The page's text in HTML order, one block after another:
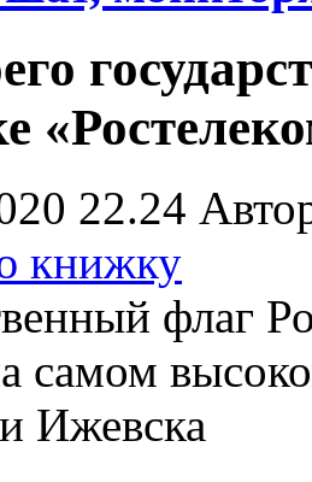
22.24
книжку